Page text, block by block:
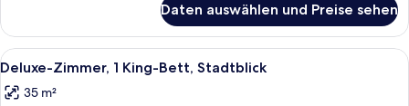
Daten auswählen und Preise sehen
Alle
Fotos
für
Deluxe-Zimmer, 1 King-Bett,
15
Deluxe-Zimmer, 1 King-Bett, Stadtblick
35 m²